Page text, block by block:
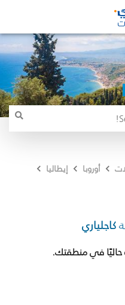
أوروبا
إيطاليا
كاجلياري
في منطقتك.